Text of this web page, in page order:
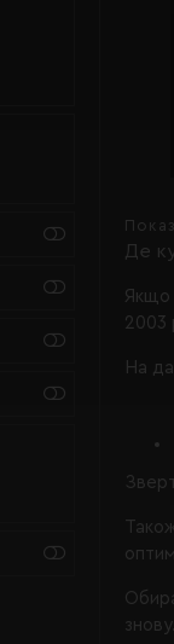
Де
Якщо
2003
На
знову.